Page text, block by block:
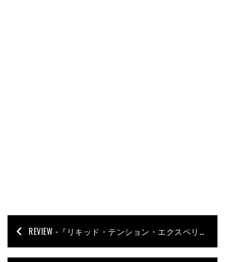
REVIEW -『リキッド・テンション・エクスペリメント3』リキッド・テンション・エクスペリメント